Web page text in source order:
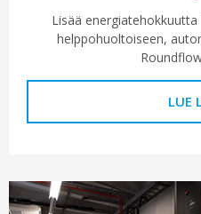
Lisää
helppohuoltoiseen,
LUE